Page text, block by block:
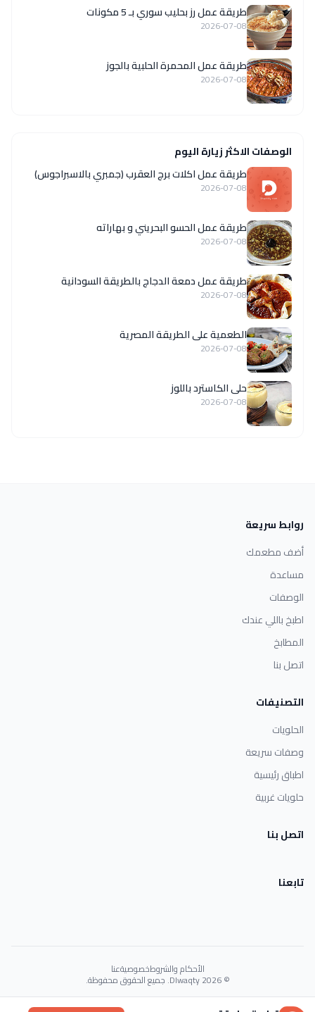
طريقة عمل رز بحليب سوري بـ 5 مكونات
2026-07-08
طريقة عمل المحمرة الحلبية بالجوز
2026-07-08
الوصفات الاكثر زيارة اليوم
طريقة عمل اكلات برج العقرب (جمبري بالاسبراجوس)
2026-07-08
طريقة عمل الحسو البحريني و بهاراته
2026-07-08
طريقة عمل دمعة الدجاج بالطريقة السودانية
2026-07-08
الطعمية على الطريقة المصرية
2026-07-08
حلى الكاسترد باللوز
2026-07-08
روابط سريعة
أضف مطعمك
مساعدة
الوصفات
اطبخ باللي عندك
المطابخ
اتصل بنا
التصنيفات
الحلويات
وصفات سريعة
اطباق رئيسية
حلويات غربية
اتصل بنا
تابعنا
الأحكام والشروطخصوصيةعنا
© 2026 Dlwaqty. جميع الحقوق محفوظة.
Powered byGAIT